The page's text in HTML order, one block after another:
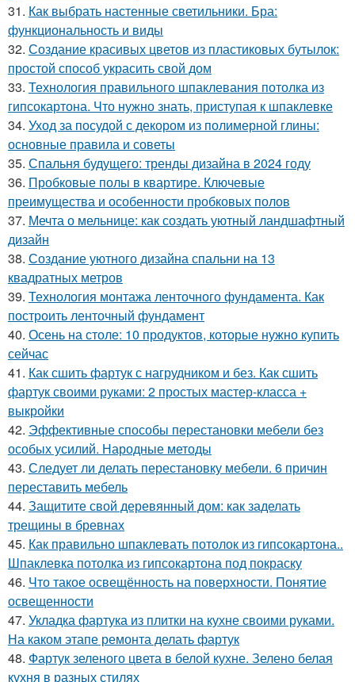
31. Как выбрать настенные светильники. Бра:
функциональность и виды
32. Создание красивых цветов из пластиковых бутылок:
простой способ украсить свой дом
33. Технология правильного шпаклевания потолка из
гипсокартона. Что нужно знать, приступая к шпаклевке
34. Уход за посудой с декором из полимерной глины:
основные правила и советы
35. Спальня будущего: тренды дизайна в 2024 году
36. Пробковые полы в квартире. Ключевые
преимущества и особенности пробковых полов
37. Мечта о мельнице: как создать уютный ландшафтный
дизайн
38. Создание уютного дизайна спальни на 13
квадратных метров
39. Технология монтажа ленточного фундамента. Как
построить ленточный фундамент
40. Осень на столе: 10 продуктов, которые нужно купить
сейчас
41. Как сшить фартук с нагрудником и без. Как сшить
фартук своими руками: 2 простых мастер-класса +
выкройки
42. Эффективные способы перестановки мебели без
особых усилий. Народные методы
43. Следует ли делать перестановку мебели. 6 причин
переставить мебель
44. Защитите свой деревянный дом: как заделать
трещины в бревнах
45. Как правильно шпаклевать потолок из гипсокартона..
Шпаклевка потолка из гипсокартона под покраску
46. Что такое освещённость на поверхности. Понятие
освещенности
47. Укладка фартука из плитки на кухне своими руками.
На каком этапе ремонта делать фартук
48. Фартук зеленого цвета в белой кухне. Зелено белая
кухня в разных стилях